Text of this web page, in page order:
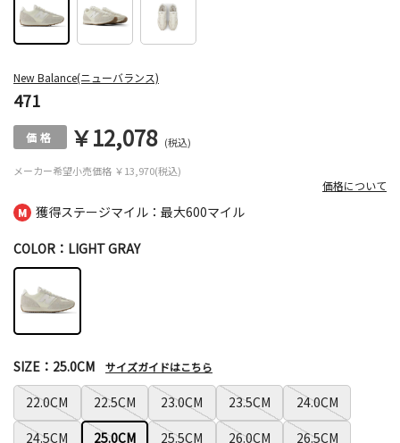
獲得ステージマイル：最大600マイル
New Balance(ニューバランス)
471
メーカー希望小売価格 ￥13,970(税込)
￥12,078 (税込)
価格について
COLOR：LIGHT GRAY
22.0CM 22.5CM 23.0CM 23.5CM
24.0CM
24.5CM
25.0CM 25.5CM 26.0CM
26.5CM
SIZE：25.0CM サイズガイドはこちら